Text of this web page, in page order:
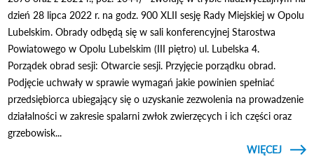
dzień 28 lipca 2022 r. na godz. 900 XLII sesję Rady Miejskiej w Opolu
Lubelskim. Obrady odbędą się w sali konferencyjnej Starostwa
Powiatowego w Opolu Lubelskim (III piętro) ul. Lubelska 4.
Porządek obrad sesji: Otwarcie sesji. Przyjęcie porządku obrad.
Podjęcie uchwały w sprawie wymagań jakie powinien spełniać
przedsiębiorca ubiegający się o uzyskanie zezwolenia na prowadzenie
działalności w zakresie spalarni zwłok zwierzęcych i ich części oraz
grzebowisk...
CZYTAJ
WIĘCEJ